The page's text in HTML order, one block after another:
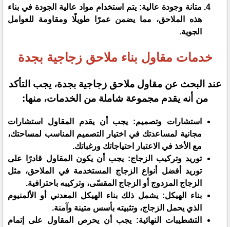
متانة وجودة عالية: يتم استخدام مواد عالية الجودة في بناء
هذه الملاحق، مما يضمن عمرًا طويلًا ومقاومة للعوامل
الجوية.
خدمات مقاول بناء ملاحق زجاجية بجدة
عند البحث عن مقاول ملاحق زجاجية بجدة، يجب التأكد
من أنه يقدم مجموعة شاملة من الخدمات، منها:
استشارات وتصميم: يجب أن يقدم المقاول استشارات
مجانية لمساعدتك في اختيار التصميم المناسب لمساحتك،
مع الأخذ في الاعتبار احتياجاتك ورغباتك.
توريد وتركيب الزجاج: يجب أن يكون المقاول قادرًا على
توريد أفضل أنواع الزجاج المستخدمة في الملاحق، مثل
الزجاج المزدوج أو الزجاج المقسّى، وتركيبه باحترافية.
بناء الهيكل: يشمل ذلك بناء الهيكل المعدني أو الألمنيوم
الذي يحمل الزجاج، وتثبيته بأسس متينة وآمنة.
التشطيبات النهائية: يجب أن يحرص المقاول على إتمام